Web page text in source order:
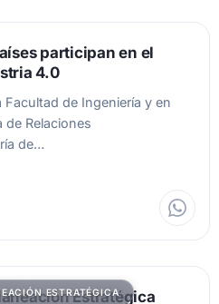
participan en el
4.0
de Ingeniería y en
Relaciones
de…
ESTRATÉGICA
Estratégica